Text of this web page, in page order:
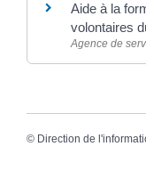
Aide à la
volontaires
Agence de
© Direction de